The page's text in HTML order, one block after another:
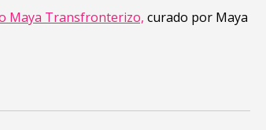
Maya Transfronterizo, curado por Maya